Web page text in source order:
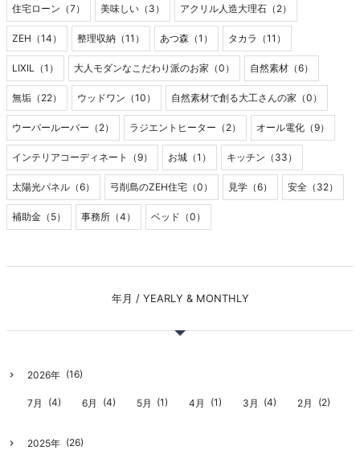
住宅ローン（7） 美味しい（3） アクリル人造大理石（2）
ZEH（14） 整理収納（11） あつ森（1） タカラ（11）
LIXIL（1） 大人モダンなこだわり派のお家（0） 自然素材（6）
無垢（22） ウッドワン（10） 自然素材で創る大工さんの家（0）
ウーパールーパー（2） ラジエントヒーター（2） オール電化（9）
インテリアコーディネート（9） お城（1） キッチン（33）
太陽光パネル（6） 弓削島のZEH住宅（0） 見学（6） 安全（32）
補助金（5） 事務所（4） ベッド（0）
年月 / YEARLY & MONTHLY
2026年 (16)
7月 (4) 6月 (4) 5月 (1) 4月 (1) 3月 (4) 2月 (2)
2025年 (26)